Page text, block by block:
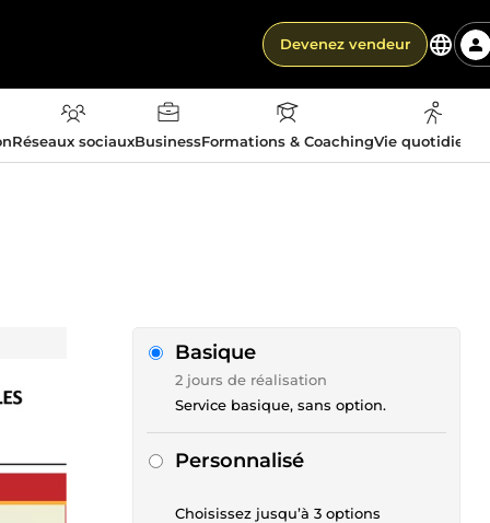
Devenez vendeur
Réseaux sociauxBusinessFormations & CoachingVie
Basique
2 jours de réalisation
Service basique, sans option.
Personnalisé
Choisissez jusqu’à 3 options